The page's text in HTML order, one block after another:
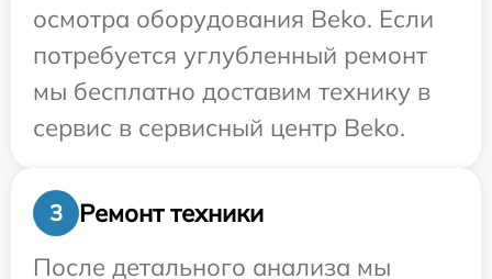
осмотра оборудования Beko. Если
потребуется углубленный ремонт
мы бесплатно доставим технику в
сервис в сервисный центр Beko.
3
Ремонт техники
После детального анализа мы